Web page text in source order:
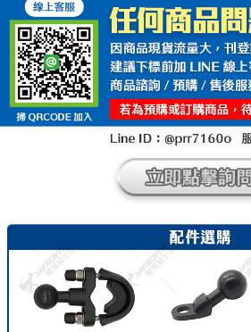
每筆NT$100，滿NT$1,000(含以上)免運費